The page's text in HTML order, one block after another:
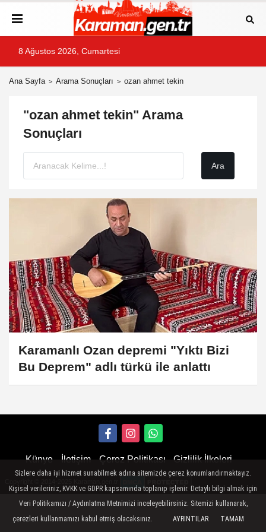
8 Ağustos 2026, Cumartesi
Ana Sayfa Arama Sonuçları ozan ahmet tekin
"ozan ahmet tekin" Arama
Sonuçları
Karamanlı Ozan depremi "Yıktı Bizi
Bu Deprem" adlı türkü ile anlattı
Künye İletişim Çerez Politikası Gizlilik İlkeleri
Sizlere daha iyi hizmet sunabilmek adına sitemizde çerez konumlandırmaktayız.
Kişisel verileriniz, KVKK ve GDPR kapsamında toplanıp işlenir. Detaylı bilgi almak için
Veri Politikamızı / Aydınlatma Metnimizi inceleyebilirsiniz. Sitemizi kullanarak,
çerezleri kullanmamızı kabul etmiş olacaksınız.
AYRINTILAR TAMAM